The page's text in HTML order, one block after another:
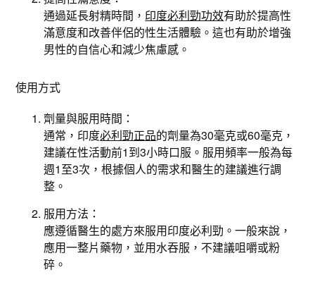
通過延長射精時間， 印度必利勁功效有助於提高性
滿意度和改善伴侶的性生活體驗。這也有助於增強
男性的自信心和減少焦慮感。
使用方式
劑量與服用時間：
通常，印度必利勁正品的劑量為30毫克或60毫克，
建議在性活動前1到3小時口服。服用頻率一般為每
週1至3次，根據個人的需求和醫生的建議進行調
整。
服用方法：
應遵循醫生的處方來服用印度必利勁。一般來說，
應用一整片藥物，並用水吞服，不建議咀嚼或粉
碎。